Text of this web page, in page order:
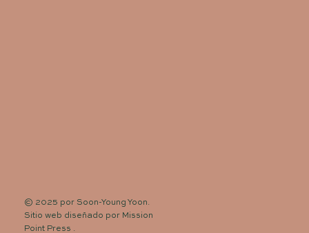
© 2025 por Soon-Young Yoon.
Sitio web diseñado por Mission
Point Press .